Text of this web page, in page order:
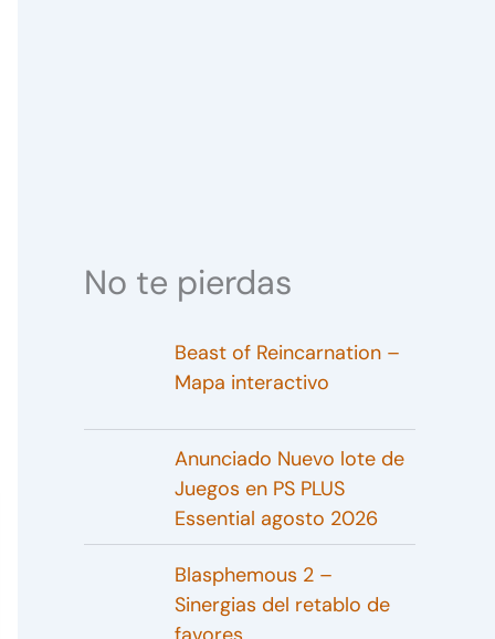
No te pierdas
Beast of Reincarnation –
Mapa interactivo
Anunciado Nuevo lote de
Juegos en PS PLUS
Essential agosto 2026
Blasphemous 2 –
Sinergias del retablo de